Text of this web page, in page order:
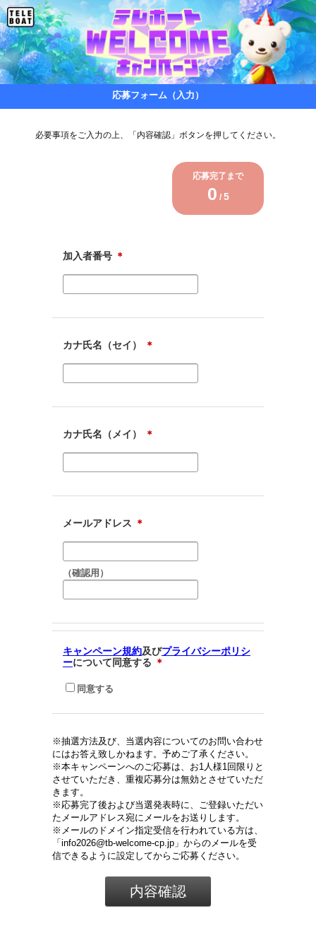
応募フォーム（入力）
必要事項をご入力の上、「内容確認」ボタンを押してください。
応募完了まで
0 / 5
加入者番号 ＊
カナ氏名（セイ） ＊
カナ氏名（メイ） ＊
メールアドレス ＊
（確認用）
キャンペーン規約及びプライバシーポリシ
ーについて同意する ＊
同意する
※抽選方法及び、当選内容についてのお問い合わせ
にはお答え致しかねます。予めご了承ください。
※本キャンペーンへのご応募は、お1人様1回限りと
させていただき、重複応募分は無効とさせていただ
きます。
※応募完了後および当選発表時に、ご登録いただい
たメールアドレス宛にメールをお送りします。
※メールのドメイン指定受信を行われている方は、
「info2026@tb-welcome-cp.jp」からのメールを受
信できるように設定してからご応募ください。